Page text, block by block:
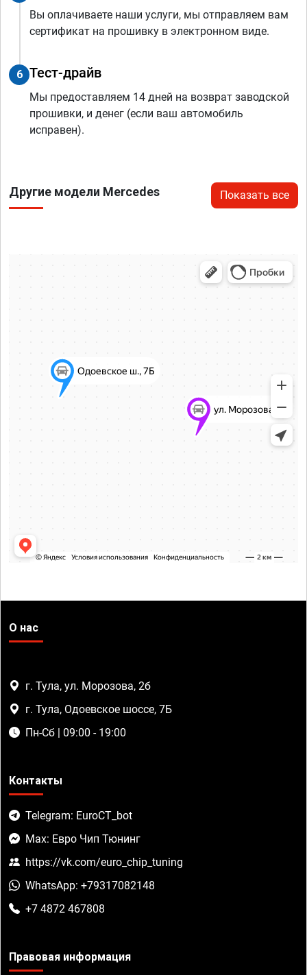
Вы оплачиваете наши услуги, мы отправляем вам
сертификат на прошивку в электронном виде.
6 Тест-драйв
Мы предоставляем 14 дней на возврат заводской
прошивки, и денег (если ваш автомобиль
исправен).
Другие модели Mercedes Показать все
О нас
г. Тула, ул. Морозова, 2б
г. Тула, Одоевское шоссе, 7Б
Пн-Сб | 09:00 - 19:00
Контакты
Telegram: EuroCT_bot
Max: Евро Чип Тюнинг
https://vk.com/euro_chip_tuning
WhatsApp: +79317082148
+7 4872 467808
Правовая информация